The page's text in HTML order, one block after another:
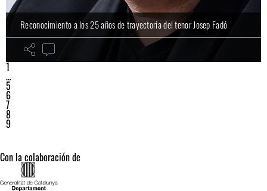
Reconocimiento a los 25 años de trayectoria del tenor Josep Fadó
1
…
5
6
7
8
9
Con la colaboración de